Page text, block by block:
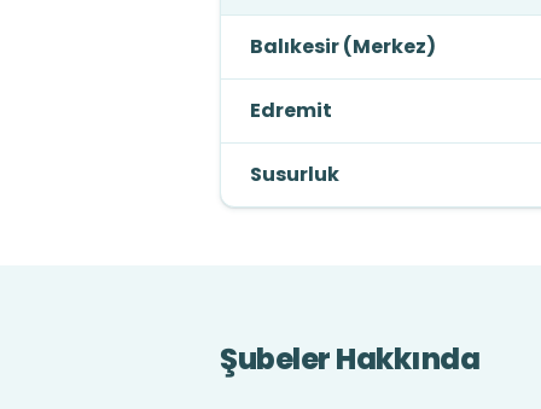
Balıkesir (Merkez)
Edremit
Susurluk
Şubeler Hakkında